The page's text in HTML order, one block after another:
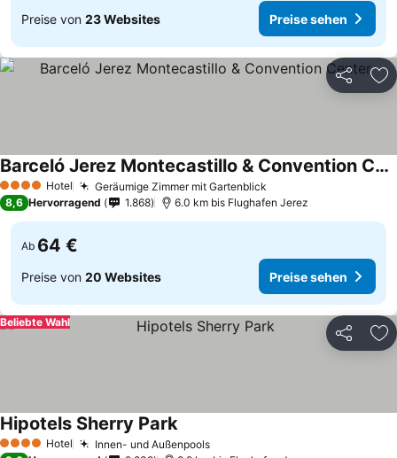
Preise von 23 Websites Preise sehen
Teilen
4 Sterne Hotel Geräumige Zimmer mit Gartenblick
Barceló Jerez Montecastillo & Convention Center
8,6 Hervorragend 1.868 6.0 km bis Flughafen Jerez
Ab 64 €
Preise von 20 Websites Preise sehen
Teilen
Beliebte Wahl
4 Sterne Hotel Innen- und Außenpools
Hipotels Sherry Park